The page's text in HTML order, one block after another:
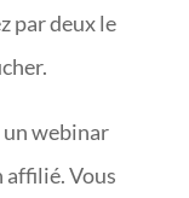
par deux le
un webinar
affilié. Vous